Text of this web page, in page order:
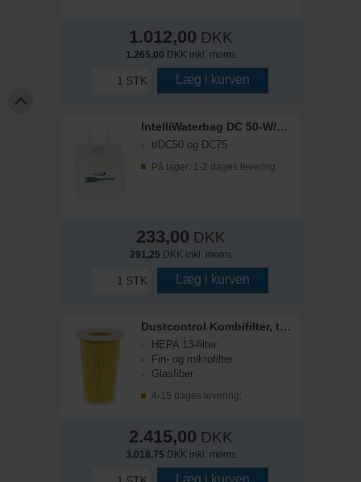
1.012,00 DKK
1.265,00 DKK inkl. moms
STK Læg i kurven
IntelliWaterbag DC 50-W/DC 75-W
t/DC50 og DC75
På lager: 1-2 dages levering
233,00 DKK
291,25 DKK inkl. moms
STK Læg i kurven
Dustcontrol Kombifilter, t/DC18-29-3800
HEPA 13-filter
Fin- og mikrofilter
Glasfiber
4-15 dages levering;
2.415,00 DKK
3.018,75 DKK inkl. moms
Læg i kurven